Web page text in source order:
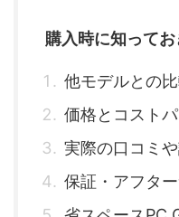
購入時に知って
他モデルとの
価格とコスト
実際の口コミ
保証・アフタ